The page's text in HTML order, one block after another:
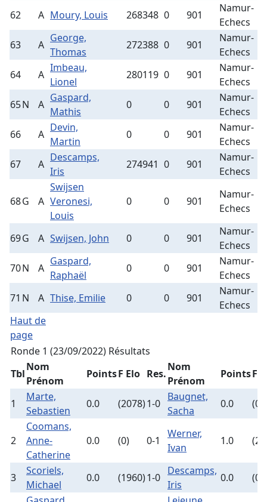
62 A Moury, Louis 268348 0 901
Namur-
Echecs
63 A
George,
Thomas
272388 0 901
Namur-
Echecs
64 A
Imbeau,
Lionel
280119 0 901
Namur-
Echecs
65N A
Gaspard,
Mathis
0 0 901
Namur-
Echecs
66 A
Devin,
Martin
0 0 901
Namur-
Echecs
67 A
Descamps,
Iris
274941 0 901
Namur-
Echecs
68G A
Swijsen
Veronesi,
Louis
0 0 901
Namur-
Echecs
69G A Swijsen, John 0 0 901
Namur-
Echecs
70N A
Gaspard,
Raphaël
0 0 901
Namur-
Echecs
71 N A Thise, Emilie 0 0 901
Namur-
Echecs
Haut de
page
Ronde 1 (23/09/2022) Résultats
Tbl
Nom
Prénom
PointsF Elo Res.
Nom
Prénom
PointsF
1
Marte,
Sebastien
0.0 (2078)1-0
Baugnet,
Sacha
0.0 (0)
2
Coomans,
Anne-
Catherine
0.0 (0) 0-1
Werner,
Ivan
1.0
3
Scoriels,
Michael
0.0 (1960)1-0
Descamps,
Iris
0.0 (0)